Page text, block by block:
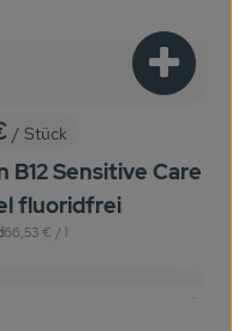
/ Stück
B12 Sensitive Care
fluoridfrei
, Referenzpreis:
66,53 € / l
,
.